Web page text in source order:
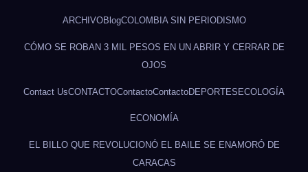
ARCHIVOBlogCOLOMBIA SIN PERIODISMO
CÓMO SE ROBAN 3 MIL PESOS EN UN ABRIR Y CERRAR DE
OJOS
Contact UsCONTACTOContactoContactoDEPORTESECOLOGÍA
ECONOMÍA
EL BILLO QUE REVOLUCIONÓ EL BAILE SE ENAMORÓ DE
CARACAS